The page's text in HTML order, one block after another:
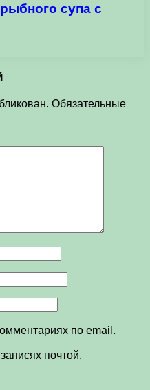
супа с
Обязательные
по email.
почтой.